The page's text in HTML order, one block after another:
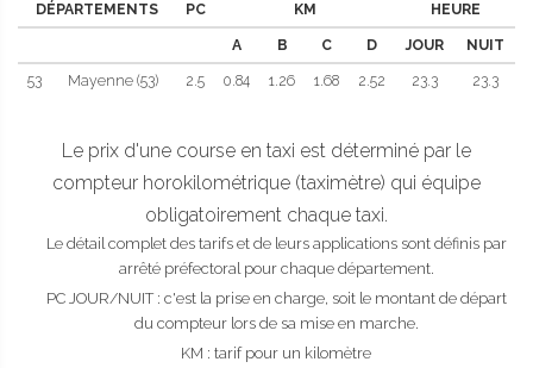
DÉPARTEMENTS PC KM HEURE
A B C D JOUR NUIT
53 Mayenne (53) 2.5 0.84 1.26 1.68 2.52 23.3 23.3
Le prix d'une course en taxi est déterminé par le
compteur horokilométrique (taximètre) qui équipe
obligatoirement chaque taxi.
Le détail complet des tarifs et de leurs applications sont définis par
arrêté préfectoral pour chaque département.
PC JOUR/NUIT : c'est la prise en charge, soit le montant de départ
du compteur lors de sa mise en marche.
KM : tarif pour un kilomètre